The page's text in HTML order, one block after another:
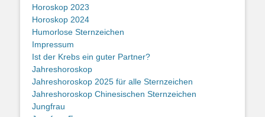
Horoskop 2023
Horoskop 2024
Humorlose Sternzeichen
Impressum
Ist der Krebs ein guter Partner?
Jahreshoroskop
Jahreshoroskop 2025 für alle Sternzeichen
Jahreshoroskop Chinesischen Sternzeichen
Jungfrau